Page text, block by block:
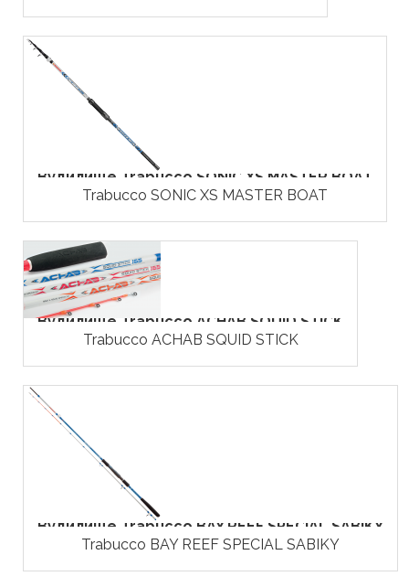
Вудилище Trabucco SONIC XS MASTER BOAT
Trabucco SONIC XS MASTER BOAT
Вудилище Trabucco ACHAB SQUID STICK
Trabucco ACHAB SQUID STICK
Вудилище Trabucco BAY REEF SPECIAL SABIKY
Trabucco BAY REEF SPECIAL SABIKY